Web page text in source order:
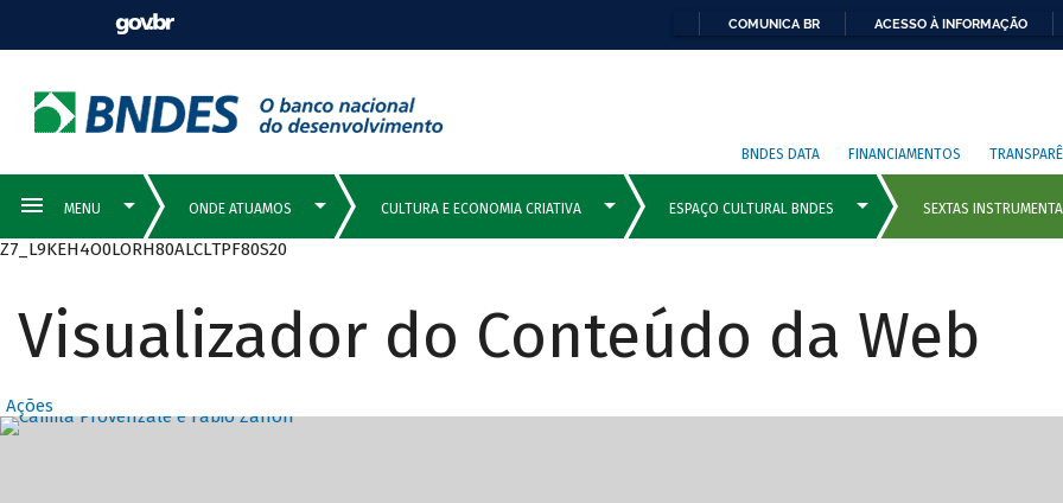
COMUNICA BR ACESSO À INFORMAÇÃO
BNDES DATA FINANCIAMENTOS
Z7_L9KEH4O0LORH80ALCLTPF80S20
Visualizador do Conteúdo da Web
Ações
Destaques Principais com